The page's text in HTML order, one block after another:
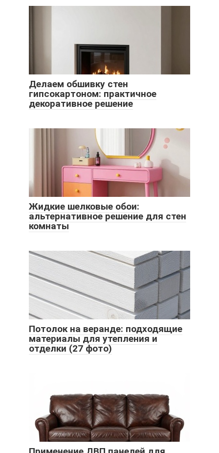
Делаем обшивку стен
гипсокартоном: практичное
декоративное решение
Жидкие шелковые обои:
альтернативное решение для стен
комнаты
Потолок на веранде: подходящие
материалы для утепления и
отделки (27 фото)